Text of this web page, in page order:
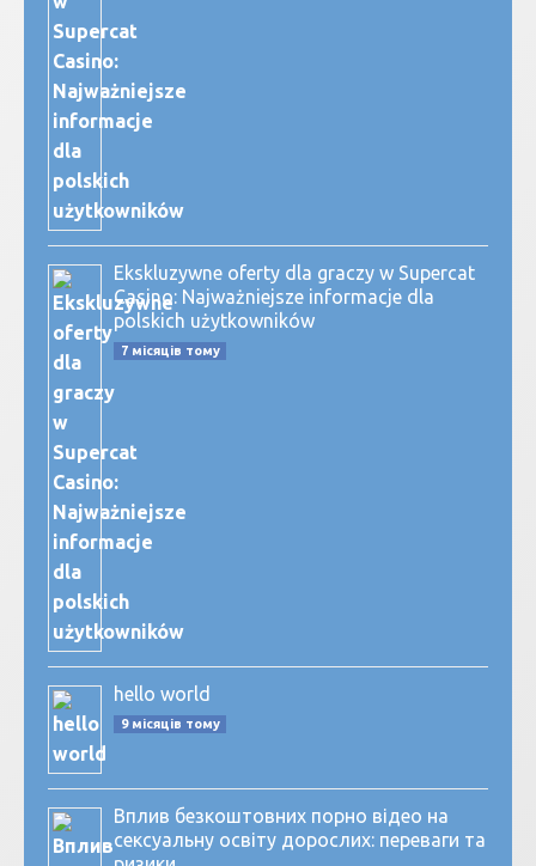
Ekskluzywne oferty dla graczy w Supercat
Casino: Najważniejsze informacje dla
polskich użytkowników
7 місяців тому
hello world
9 місяців тому
Вплив безкоштовних порно відео на
сексуальну освіту дорослих: переваги та